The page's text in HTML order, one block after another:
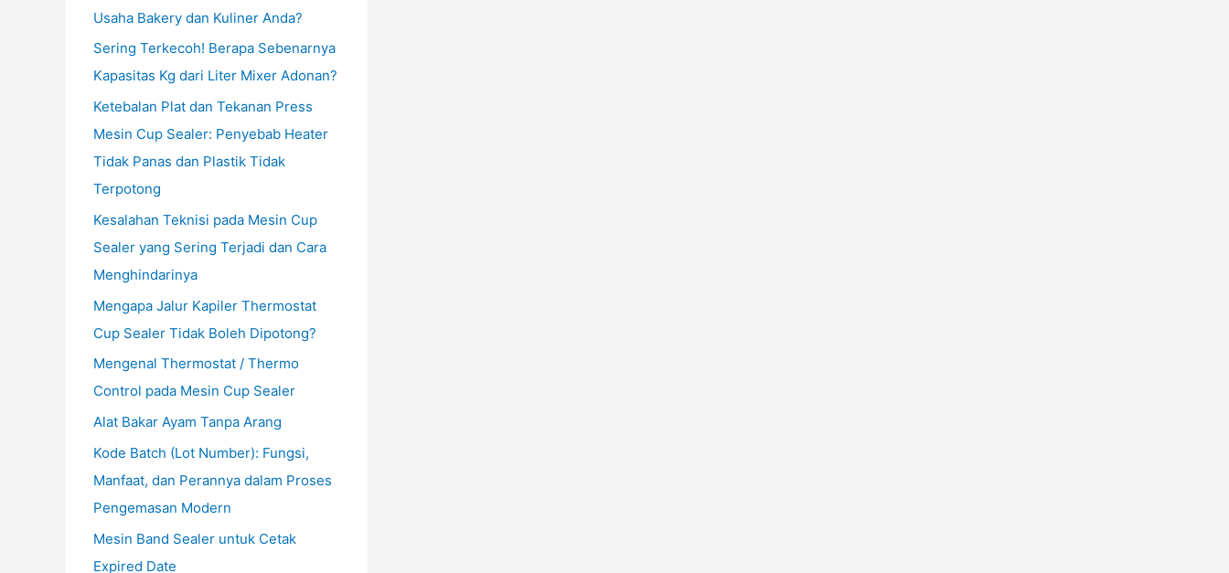
Usaha Bakery dan Kuliner Anda?
Sering Terkecoh! Berapa Sebenarnya
Kapasitas Kg dari Liter Mixer Adonan?
Ketebalan Plat dan Tekanan Press
Mesin Cup Sealer: Penyebab Heater
Tidak Panas dan Plastik Tidak
Terpotong
Kesalahan Teknisi pada Mesin Cup
Sealer yang Sering Terjadi dan Cara
Menghindarinya
Mengapa Jalur Kapiler Thermostat
Cup Sealer Tidak Boleh Dipotong?
Mengenal Thermostat / Thermo
Control pada Mesin Cup Sealer
Alat Bakar Ayam Tanpa Arang
Kode Batch (Lot Number): Fungsi,
Manfaat, dan Perannya dalam Proses
Pengemasan Modern
Mesin Band Sealer untuk Cetak
Expired Date